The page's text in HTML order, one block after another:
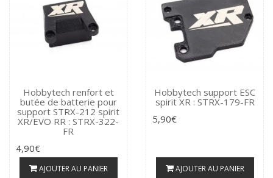
Hobbytech renfort et
butée de batterie pour
support STRX-212 spirit
XR/EVO RR : STRX-322-
FR
4,90€
AJOUTER AU PANIER
Hobbytech support ESC
spirit XR : STRX-179-FR
5,90€
AJOUTER AU PANIER